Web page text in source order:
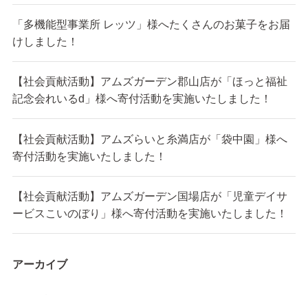
「多機能型事業所 レッツ」様へたくさんのお菓子をお届
けしました！
【社会貢献活動】アムズガーデン郡山店が「ほっと福祉
記念会れいるd」様へ寄付活動を実施いたしました！
【社会貢献活動】アムズらいと糸満店が「袋中園」様へ
寄付活動を実施いたしました！
【社会貢献活動】アムズガーデン国場店が「児童デイサ
ービスこいのぼり」様へ寄付活動を実施いたしました！
アーカイブ